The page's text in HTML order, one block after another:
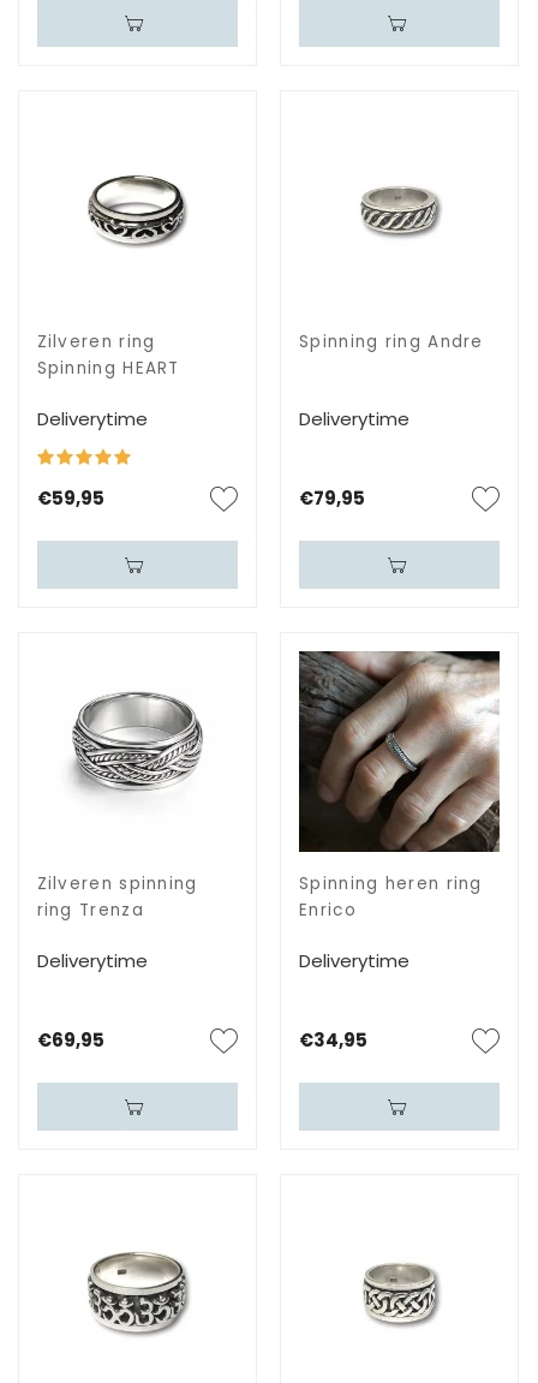
Zilveren ring
Spinning HEART
Deliverytime
€59,95
Spinning ring Andre
Deliverytime
€79,95
Zilveren spinning
ring Trenza
Deliverytime
€69,95
Spinning heren ring
Enrico
Deliverytime
€34,95